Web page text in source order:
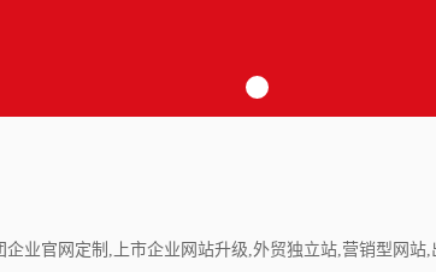
官网定制,上市企业网站升级,外贸独立站,营销型网站,